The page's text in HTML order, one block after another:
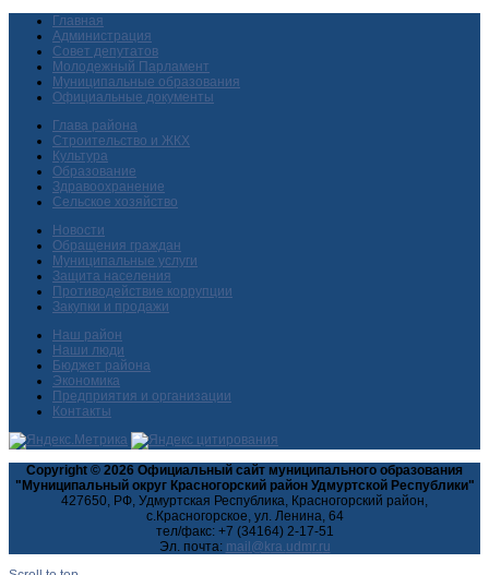
Главная
Администрация
Совет депутатов
Молодежный Парламент
Муниципальные образования
Официальные документы
Глава района
Строительство и ЖКХ
Культура
Образование
Здравоохранение
Сельское хозяйство
Новости
Обращения граждан
Муниципальные услуги
Защита населения
Противодействие коррупции
Закупки и продажи
Наш район
Наши люди
Бюджет района
Экономика
Предприятия и организации
Контакты
Copyright © 2026 Официальный сайт муниципального образования
"Муниципальный округ Красногорский район Удмуртской Республики"
427650, РФ, Удмуртская Республика, Красногорский район,
с.Красногорское, ул. Ленина, 64
тел/факс: +7 (34164) 2-17-51
Эл. почта: